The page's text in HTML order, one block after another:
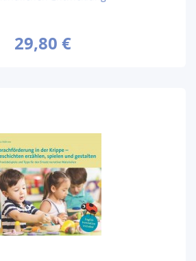
29,80 €